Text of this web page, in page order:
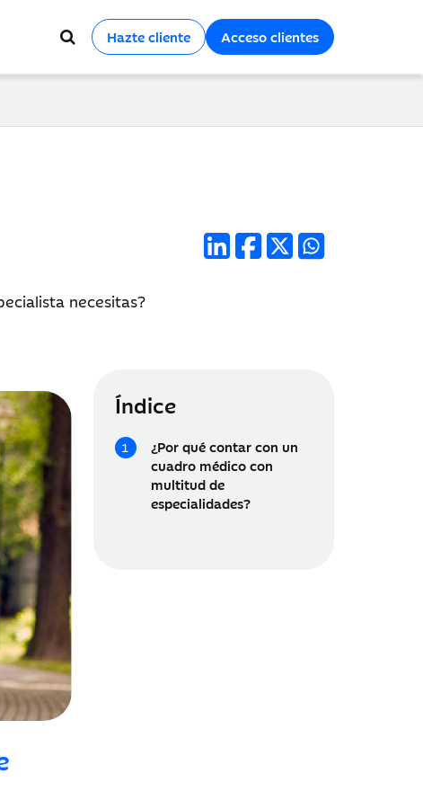
Hazte cliente Acceso clientes
necesitas?
Índice
¿Por qué contar con un
cuadro médico con
multitud de
especialidades?